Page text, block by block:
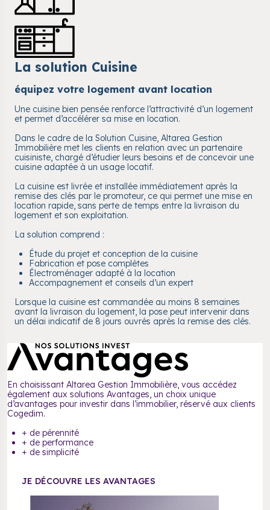
La solution Cuisine
équipez votre logement avant location
Une cuisine bien pensée renforce l’attractivité d’un logement
et permet d’accélérer sa mise en location.
Dans le cadre de la Solution Cuisine, Altarea Gestion
Immobilière met les clients en relation avec un partenaire
cuisiniste, chargé d’étudier leurs besoins et de concevoir une
cuisine adaptée à un usage locatif.
La cuisine est livrée et installée immédiatement après la
remise des clés par le promoteur, ce qui permet une mise en
location rapide, sans perte de temps entre la livraison du
logement et son exploitation.
La solution comprend :
Étude du projet et conception de la cuisine
Fabrication et pose complètes
Électroménager adapté à la location
Accompagnement et conseils d’un expert
Lorsque la cuisine est commandée au moins 8 semaines
avant la livraison du logement, la pose peut intervenir dans
un délai indicatif de 8 jours ouvrés après la remise des clés.
En choisissant Altarea Gestion Immobilière, vous accédez
également aux solutions Avantages, un choix unique
d’avantages pour investir dans l’immobilier, réservé aux clients
Cogedim.
+ de pérennité
+ de performance
+ de simplicité
JE DÉCOUVRE LES AVANTAGES